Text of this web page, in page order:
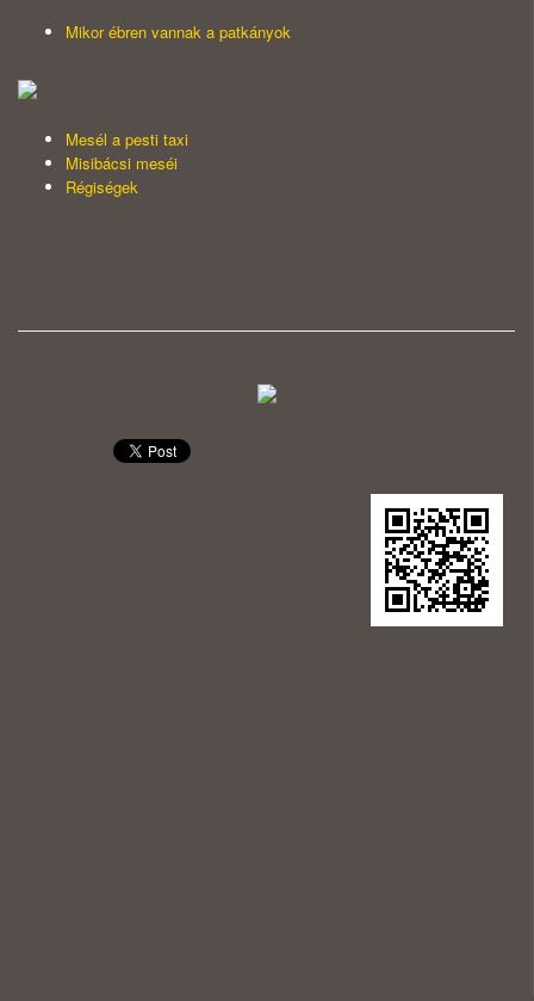
Mikor ébren vannak a patkányok
Mesél a pesti taxi
Misibácsi meséi
Régiségek